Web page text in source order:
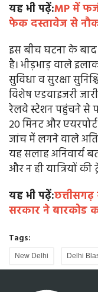
यह भी पढ़ें:MP में
फेक दस्तावेज से
इस बीच घटना के
है। भीड़भाड़ वाले
सुविधा व सुरक्षा
विशेष एडवाइजरी
रेलवे स्टेशन पहुंचने से
20 मिनट और
जांच में लगने वाले
यह सलाह अनिवार्य
और न ही यात्रियों की
यह भी पढ़ें:
सरकार ने बारकोड
Tags:
New Delhi Delhi